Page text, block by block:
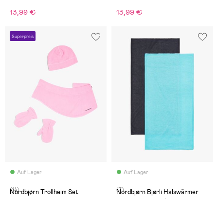
13,99 € 13,99 €
Superpreis
Auf Lager
(14)
Nordbjørn Trollheim Set
Auf Lager
(7)
Nordbjørn Bjørli Halswärmer